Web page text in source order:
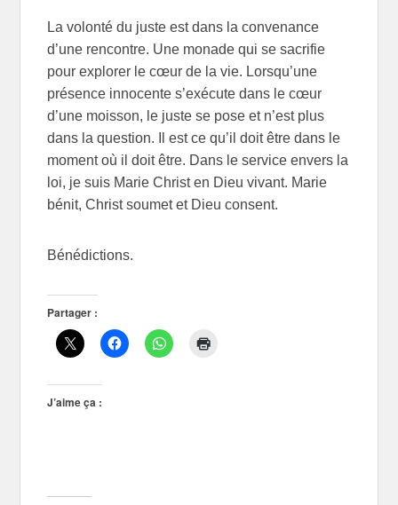
La volonté du juste est dans la convenance
d’une rencontre. Une monade qui se sacrifie
pour explorer le cœur de la vie. Lorsqu’une
présence innocente s’exécute dans le cœur
d’une moisson, le juste se pose et n’est plus
dans la question. Il est ce qu’il doit être dans le
moment où il doit être. Dans le service envers la
loi, je suis Marie Christ en Dieu vivant. Marie
bénit, Christ soumet et Dieu consent.
Bénédictions.
Partager :
J’aime ça :